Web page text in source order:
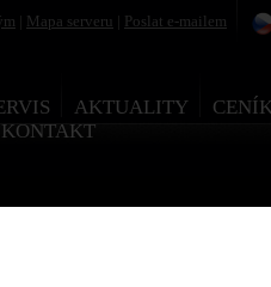
AKTUALITY
KONTAKT
Mapa serveru Poslat e-mailem